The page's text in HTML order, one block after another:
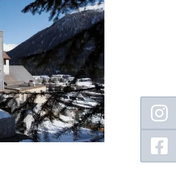
Floating
Sidebar